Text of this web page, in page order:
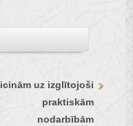
uz izglītojoši
praktiskām
nodarbībām